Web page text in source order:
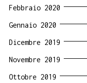
Febbraio 2020
Gennaio 2020
Dicembre 2019
Novembre 2019
Ottobre 2019